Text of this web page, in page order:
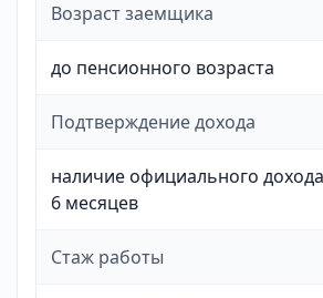
Возраст заемщика
до пенсионного возраста
Подтверждение дохода
наличие официального
6 месяцев
Стаж работы